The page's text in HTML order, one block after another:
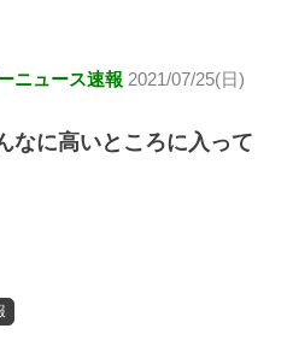
ニュース速報 2021/07/25(日)
なに高いところに入って